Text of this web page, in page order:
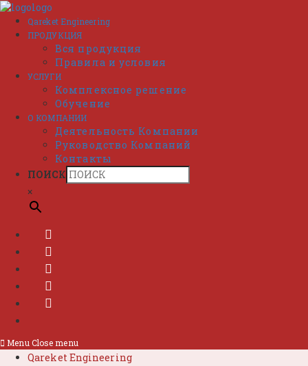
Перейти
содержимому
Qareket Engineering
ПРОДУКЦИЯ
Вся продукция
Правила и условия
УСЛУГИ
Комплексное решение
Обучение
О КОМПАНИИ
Деятельность Компании
Руководство Компаний
Контакты
ПОИСК
×
Menu Close menu
Qareket Engineering